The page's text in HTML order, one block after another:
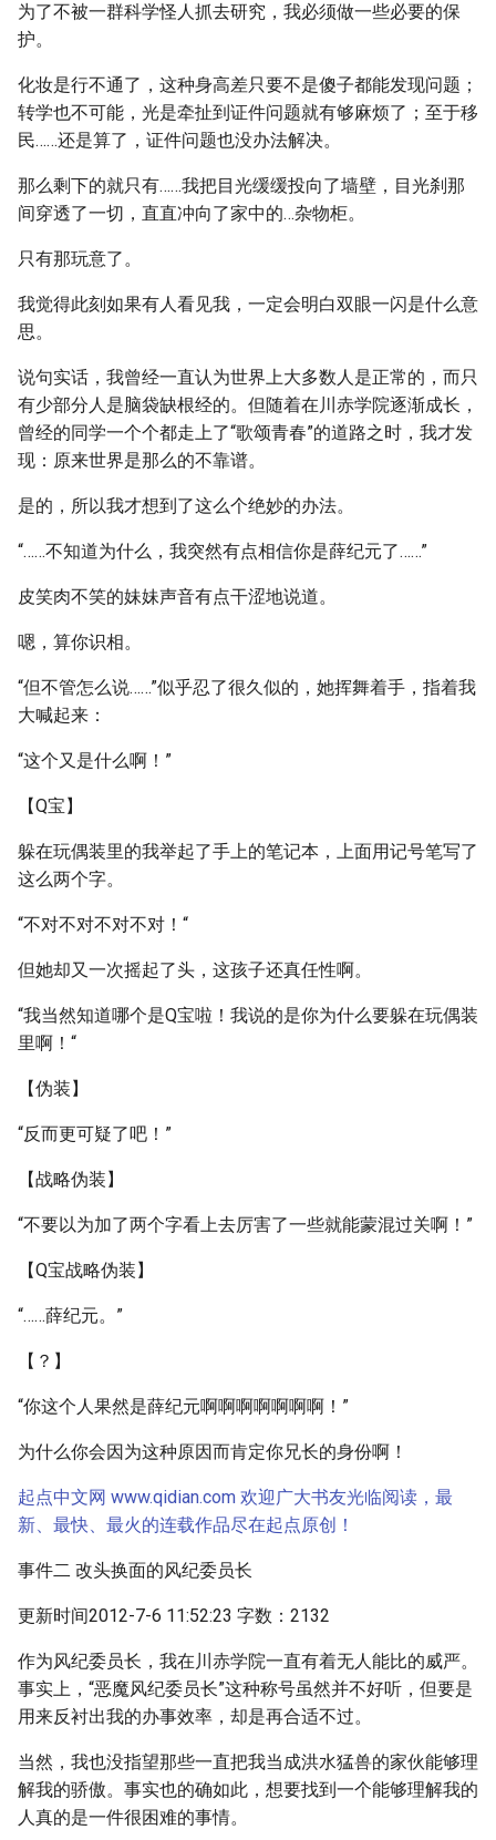
为了不被一群科学怪人抓去研究，我必须做一些必要的保
护。
化妆是行不通了，这种身高差只要不是傻子都能发现问题；
转学也不可能，光是牵扯到证件问题就有够麻烦了；至于移
民……还是算了，证件问题也没办法解决。
那么剩下的就只有……我把目光缓缓投向了墙壁，目光刹那
间穿透了一切，直直冲向了家中的…杂物柜。
只有那玩意了。
我觉得此刻如果有人看见我，一定会明白双眼一闪是什么意
思。
说句实话，我曾经一直认为世界上大多数人是正常的，而只
有少部分人是脑袋缺根经的。但随着在川赤学院逐渐成长，
曾经的同学一个个都走上了“歌颂青春”的道路之时，我才发
现：原来世界是那么的不靠谱。
是的，所以我才想到了这么个绝妙的办法。
“……不知道为什么，我突然有点相信你是薛纪元了……”
皮笑肉不笑的妹妹声音有点干涩地说道。
嗯，算你识相。
“但不管怎么说……”似乎忍了很久似的，她挥舞着手，指着我
大喊起来：
“这个又是什么啊！”
【Q宝】
躲在玩偶装里的我举起了手上的笔记本，上面用记号笔写了
这么两个字。
“不对不对不对不对！“
但她却又一次摇起了头，这孩子还真任性啊。
“我当然知道哪个是Q宝啦！我说的是你为什么要躲在玩偶装
里啊！“
【伪装】
“反而更可疑了吧！”
【战略伪装】
“不要以为加了两个字看上去厉害了一些就能蒙混过关啊！”
【Q宝战略伪装】
“……薛纪元。”
【？】
“你这个人果然是薛纪元啊啊啊啊啊啊啊！”
为什么你会因为这种原因而肯定你兄长的身份啊！
起点中文网 www.qidian.com 欢迎广大书友光临阅读，最
新、最快、最火的连载作品尽在起点原创！
事件二 改头换面的风纪委员长
更新时间2012-7-6 11:52:23 字数：2132
作为风纪委员长，我在川赤学院一直有着无人能比的威严。
事实上，“恶魔风纪委员长”这种称号虽然并不好听，但要是
用来反衬出我的办事效率，却是再合适不过。
当然，我也没指望那些一直把我当成洪水猛兽的家伙能够理
解我的骄傲。事实也的确如此，想要找到一个能够理解我的
人真的是一件很困难的事情。